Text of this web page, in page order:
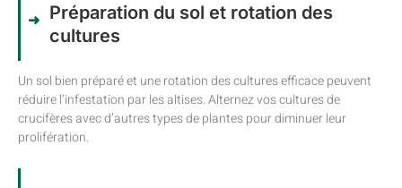
Préparation du sol et rotation des
cultures
Un sol bien préparé et une rotation des cultures efficace peuvent
réduire l’infestation par les altises. Alternez vos cultures de
crucifères avec d’autres types de plantes pour diminuer leur
prolifération.